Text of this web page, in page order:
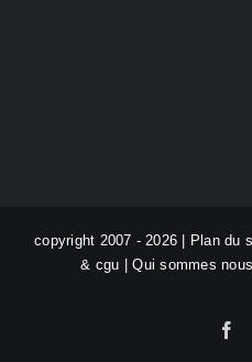
copyright 2007 - 2026 | Plan du
& cgu |Qui sommes